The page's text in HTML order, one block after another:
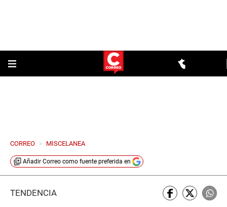
CORREO > MISCELANEA
Añadir Correo como fuente preferida en
TENDENCIA